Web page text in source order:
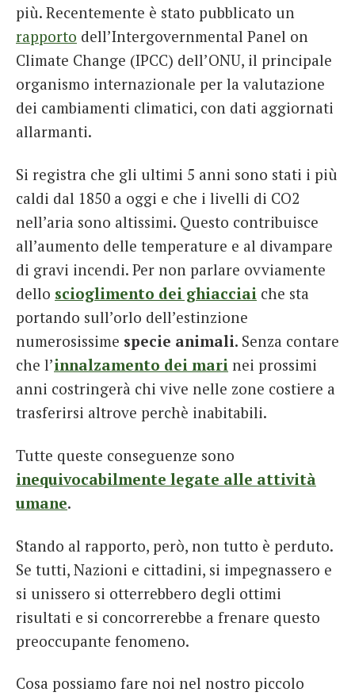
più. Recentemente è stato pubblicato un
rapporto dell’Intergovernmental Panel on
Climate Change (IPCC) dell’ONU, il principale
organismo internazionale per la valutazione
dei cambiamenti climatici, con dati aggiornati
allarmanti.
Si registra che gli ultimi 5 anni sono stati i più
caldi dal 1850 a oggi e che i livelli di CO2
nell’aria sono altissimi. Questo contribuisce
all’aumento delle temperature e al divampare
di gravi incendi. Per non parlare ovviamente
dello scioglimento dei ghiacciai che sta
portando sull’orlo dell’estinzione
numerosissime specie animali. Senza contare
che l’innalzamento dei mari nei prossimi
anni costringerà chi vive nelle zone costiere a
trasferirsi altrove perchè inabitabili.
Tutte queste conseguenze sono
inequivocabilmente legate alle attività
umane.
Stando al rapporto, però, non tutto è perduto.
Se tutti, Nazioni e cittadini, si impegnassero e
si unissero si otterrebbero degli ottimi
risultati e si concorrerebbe a frenare questo
preoccupante fenomeno.
Cosa possiamo fare noi nel nostro piccolo